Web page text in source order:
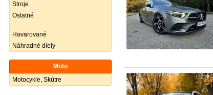
Stroje
Ostatné
Havarované
Náhradné diely
Moto
Motocykle, Skútre